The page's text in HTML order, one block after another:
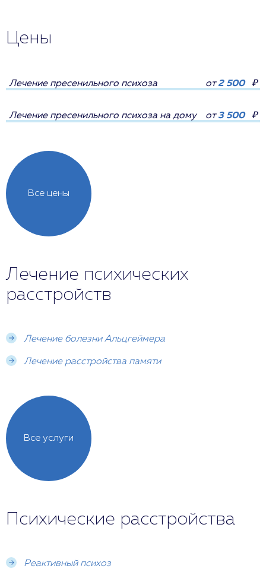
Цены
Все цены
Лечение пресенильного психоза от2 500 ₽
Лечение пресенильного психоза на дому от3 500 ₽
Лечение психических
расстройств
Лечение болезни Альцгеймера
Лечение расстройства памяти
Все услуги
Психические расстройства
Реактивный психоз